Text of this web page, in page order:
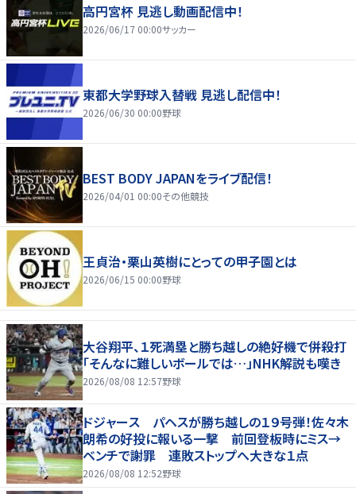
高円宮杯 見逃し動画配信中！
2026/06/17 00:00サッカー
東都大学野球入替戦 見逃し配信中！
2026/06/30 00:00野球
BEST BODY JAPANをライブ配信！
2026/04/01 00:00その他競技
王貞治・栗山英樹にとっての甲子園とは
2026/06/15 00:00野球
大谷翔平、１死満塁と勝ち越しの絶好機で併殺打
「そんなに難しいボールでは…」NHK解説も嘆き
2026/08/08 12:57野球
ドジャース パヘスが勝ち越しの１９号弾！佐々木
朗希の好投に報いる一撃 前回登板時にミス→
ベンチで謝罪 連敗ストップへ大きな１点
2026/08/08 12:52野球